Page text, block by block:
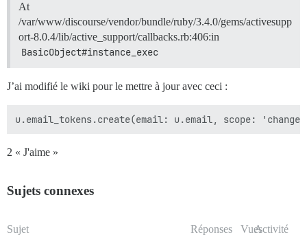
At
/var/www/discourse/vendor/bundle/ruby/3.4.0/gems/activesupp
ort-8.0.4/lib/active_support/callbacks.rb:406:in
BasicObject#instance_exec
J’ai modifié le wiki pour le mettre à jour avec ceci :
2 « J'aime »
Sujets connexes
Sujet Réponses VuesActivité